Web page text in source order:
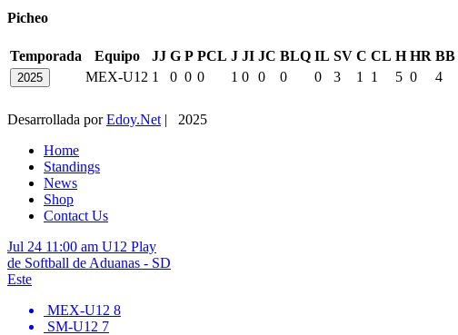
Picheo
Temporada Equipo JJ G P PCL J JI JC BLQ IL SV C CL H HR BB
2025 MEX-U12 1 0 0 0 1 0 0 0 0 3 1 1 5 0 4
Desarrollada porEdoy.Net | 2025
Home
Standings
News
Shop
Contact Us
Jul 24 11:00 am U12 Play
de Softball de Aduanas - SD
Este
MEX-U12 8
SM-U12 7